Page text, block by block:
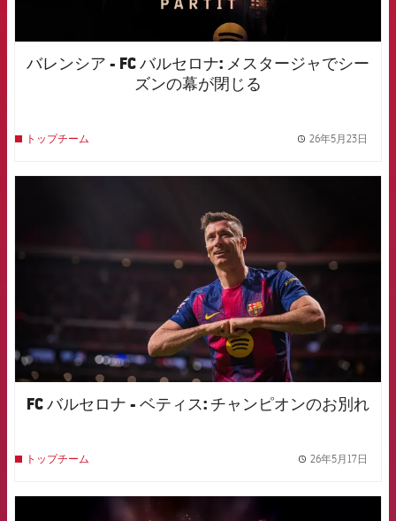
バレンシア - FC バルセロナ: メスタージャでシー
ズンの幕が閉じる
トップチーム 26年5月23日
FC バルセロナ - ベティス: チャンピオンのお別れ
トップチーム 26年5月17日